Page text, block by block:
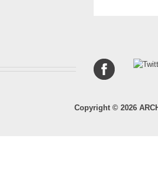
Copyright © 2026